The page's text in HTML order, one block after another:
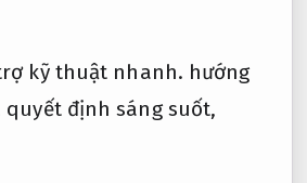
kỹ thuật nhanh. hướng
định sáng suốt,